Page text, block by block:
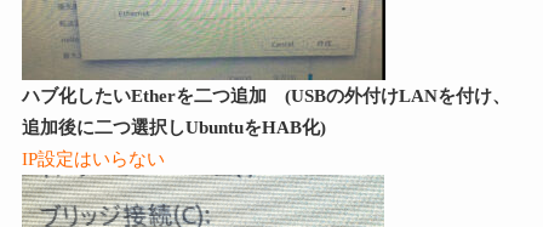
ハブ化したいEtherを二つ追加 (USBの外付けLANを付け、
追加後に二つ選択しUbuntuをHAB化)
IP設定はいらない